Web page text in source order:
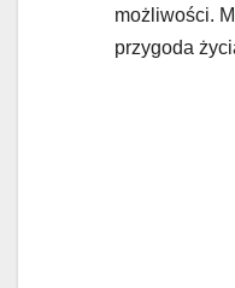
możliwości.
przygoda